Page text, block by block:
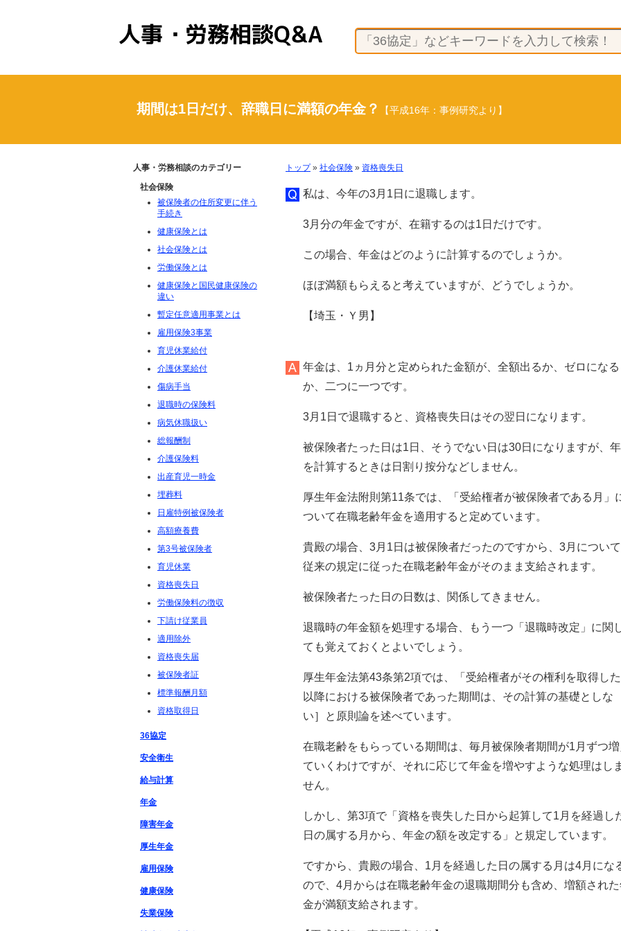
期間は1日だけ、辞職日に満額の年金？ 【平成16年：事例研究より】
人事・労務相談Q&A
トップ» 社会保険 » 資格喪失日
私は、今年の3月1日に退職します。
3月分の年金ですが、在籍するのは1日だけです。
この場合、年金はどのように計算するのでしょうか。
ほぼ満額もらえると考えていますが、どうでしょうか。
【埼玉・Ｙ男】
年金は、1ヵ月分と定められた金額が、全額出るか、ゼロになる
か、二つに一つです。
3月1日で退職すると、資格喪失日はその翌日になります。
被保険者たった日は1日、そうでない日は30日になりますが、
を計算するときは日割り按分などしません。
厚生年金法附則第11条では、「受給権者が被保険者である月」
ついて在職老齢年金を適用すると定めています。
貴殿の場合、3月1日は被保険者だったのですから、3月につい
従来の規定に従った在職老齢年金がそのまま支給されます。
被保険者たった日の日数は、関係してきません。
退職時の年金額を処理する場合、もう一つ「退職時改定」に関
ても覚えておくとよいでしょう。
厚生年金法第43条第2項では、「受給権者がその権利を取得した
以降における被保険者であった期間は、その計算の基礎としな
い］と原則論を述べています。
在職老齢をもらっている期間は、毎月被保険者期間が1月ずつ増
ていくわけですが、それに応じて年金を増やすような処理はしま
せん。
しかし、第3項で「資格を喪失した日から起算して1月を経過し
日の属する月から、年金の額を改定する」と規定しています。
ですから、貴殿の場合、1月を経過した日の属する月は4月にな
ので、4月からは在職老齢年金の退職期間分も含め、増額され
金が満額支給されます。
人事・労務相談のカテゴリー
社会保険
被保険者の住所変更に伴う
手続き
健康保険とは
社会保険とは
労働保険とは
健康保険と国民健康保険の
違い
暫定任意適用事業とは
雇用保険3事業
育児休業給付
介護休業給付
傷病手当
退職時の保険料
病気休職扱い
総報酬制
介護保険料
出産育児一時金
埋葬料
日雇特例被保険者
高額療養費
第3号被保険者
育児休業
資格喪失日
労働保険料の徴収
下請け従業員
適用除外
資格喪失届
被保険者証
標準報酬月額
資格取得日
36協定
安全衛生
給与計算
年金
障害年金
厚生年金
雇用保険
健康保険
失業保険